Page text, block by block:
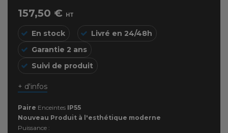
157,50 € HT
En stock
Livré en 24/48h
Garantie 2 ans
Suivi de produit
+ d'infos
Paire Enceintes IP55
Nouveau Produit à l'esthétique moderne
Puissance :